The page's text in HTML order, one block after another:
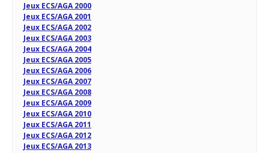
Jeux ECS/AGA 2000
Jeux ECS/AGA 2001
Jeux ECS/AGA 2002
Jeux ECS/AGA 2003
Jeux ECS/AGA 2004
Jeux ECS/AGA 2005
Jeux ECS/AGA 2006
Jeux ECS/AGA 2007
Jeux ECS/AGA 2008
Jeux ECS/AGA 2009
Jeux ECS/AGA 2010
Jeux ECS/AGA 2011
Jeux ECS/AGA 2012
Jeux ECS/AGA 2013